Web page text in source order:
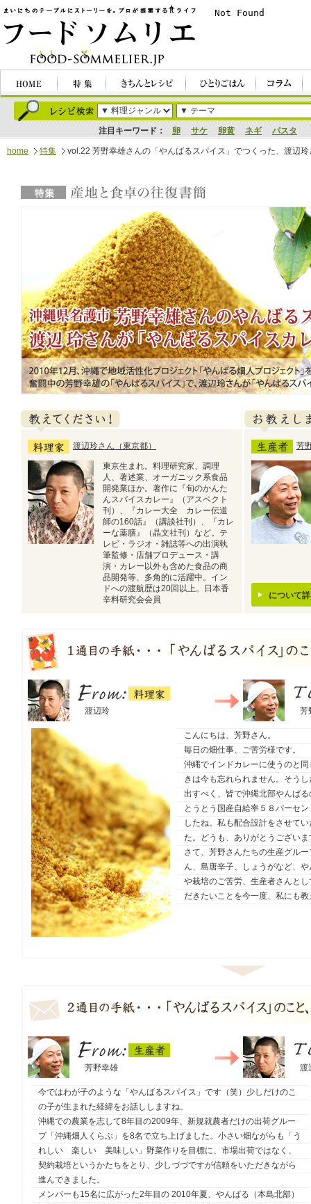
注目キーワード： 卵 サケ 卵黄 ネギ パスタ
home 特集 vol.22 芳野幸雄さんの「やんばるスパイス」でつくった、渡辺
特集｜産地と食卓の往復書簡
奮闘中の芳野幸雄の「やんばるスパイス」で、渡辺玲さんが「やんばるスパ
教えてください
渡辺玲さん（東京都）
東京生まれ。料理研究家、調理
人、著述業、オーガニック系食品
開発業ほか。著作に『旬のかんた
んスパイスカレー』（アスペクト
刊）、『カレー大全 カレー伝道
師の160話』（講談社刊）、『カレ
ーな薬膳』（晶文社刊）など。テ
レビ・ラジオ・雑誌等への出演執
筆監修・店舗プロデュース・講
演・カレー以外も含めた食品の商
品開発等、多角的に活躍中。イン
ドへの渡航歴は20回以上。日本香
辛料研究会会員
お教えします！
芳
について
From：
渡辺玲 To：
芳
こんにちは、芳野さん。
毎日の畑仕事、ご苦労様です。
沖縄でインドカレーに使うのと
きは今も忘れられません。そう
出すべく、皆で沖縄北部やんば
とうとう国産自給率５８パーセ
したね。私も配合設計をさせて
た。どうも、ありがとうございま
さて、芳野さんたちの生産グル
ん、島唐辛子、しょうがなど、
や栽培のご苦労、生産者さんと
だきたいことを今一度、私にも
From：
芳野幸雄 To：
渡
今ではわが子のような「やんばるスパイス」です（笑）少しだけのこ
の子が生まれた経緯をお話ししますね。
沖縄での農業を志して8年目の2009年、新規就農者だけの出荷グルー
プ「沖縄畑人くらぶ」を8名で立ち上げました。小さい畑ながらも「う
れしい 楽しい 美味しい」野菜作りを目標に、市場出荷ではなく、
契約栽培というかたちをとり、少しづづですが信頼をいただきながら
進んできました。
メンバーも15名に広がった2年目の 2010年夏、やんばる（本島北部）